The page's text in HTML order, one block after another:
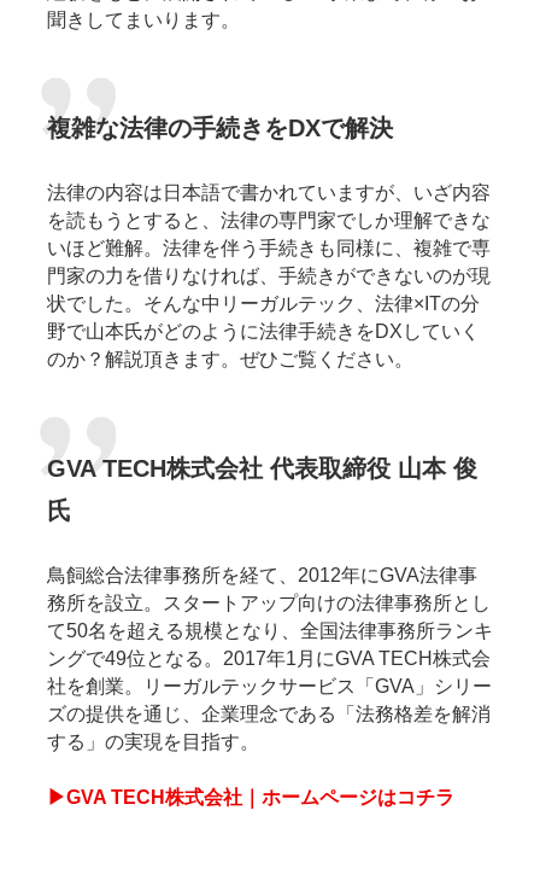
聞きしてまいります。
複雑な法律の手続きをDXで解決
法律の内容は日本語で書かれていますが、いざ内容
を読もうとすると、法律の専門家でしか理解できな
いほど難解。法律を伴う手続きも同様に、複雑で専
門家の力を借りなければ、手続きができないのが現
状でした。そんな中リーガルテック、法律×ITの分
野で山本氏がどのように法律手続きをDXしていく
のか？解説頂きます。ぜひご覧ください。
GVA TECH株式会社 代表取締役 山本 俊
氏
鳥飼総合法律事務所を経て、2012年にGVA法律事
務所を設立。スタートアップ向けの法律事務所とし
て50名を超える規模となり、全国法律事務所ランキ
ングで49位となる。2017年1月にGVA TECH株式会
社を創業。リーガルテックサービス「GVA」シリー
ズの提供を通じ、企業理念である「法務格差を解消
する」の実現を目指す。
▶GVA TECH株式会社｜ホームページはコチラ